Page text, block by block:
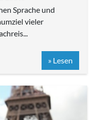
Sprache und
vieler
» Lesen